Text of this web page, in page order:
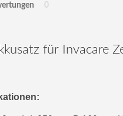
0
für Invacare